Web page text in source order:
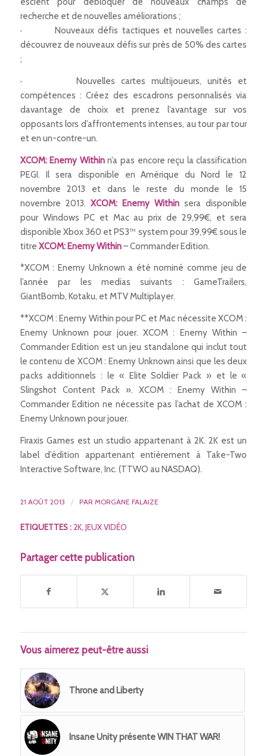
recherche et de nouvelles améliorations ;
· Nouveaux défis tactiques et nouvelles cartes :
découvrez de nouveaux défis sur près de 50% des cartes
;
· Nouvelles cartes multijoueurs, unités et
compétences : Créez des escadrons personnalisés via
davantage de choix et prenez l’avantage sur vos
opposants lors d’affrontements intenses, au tour par tour
et en un-contre-un.
XCOM: Enemy Withinn’a pas encore reçu la classification
PEGI. Il sera disponible en Amérique du Nord le 12
novembre 2013 et dans le reste du monde le 15
novembre 2013. XCOM: Enemy Within sera disponible
pour Windows PC et Mac au prix de 29,99€, et sera
disponible Xbox 360 et PS3™ system pour 39,99€ sous le
titre XCOM: Enemy Within– Commander Edition.
*XCOM : Enemy Unknown a été nominé comme jeu de
l’année par les medias suivants : GameTrailers,
GiantBomb, Kotaku, et MTV Multiplayer.
**XCOM : Enemy Within pour PC et Mac nécessite XCOM :
Enemy Unknown pour jouer. XCOM : Enemy Within –
Commander Edition est un jeu standalone qui inclut tout
le contenu de XCOM : Enemy Unknown ainsi que les deux
packs additionnels : le « Elite Soldier Pack » et le «
Slingshot Content Pack ». XCOM : Enemy Within –
Commander Edition ne nécessite pas l’achat de XCOM :
Enemy Unknown pour jouer.
Firaxis Games est un studio appartenant à 2K. 2K est un
label d’édition appartenant entièrement à Take-Two
Interactive Software, Inc. (TTWO au NASDAQ).
21 AOÛT 2013 / PAR MORGANE FALAIZE
ETIQUETTES : 2K, JEUX VIDÉO
Partager cette publication
Vous aimerez peut-être aussi
Throne and Liberty
Insane Unity présente WIN THAT WAR!